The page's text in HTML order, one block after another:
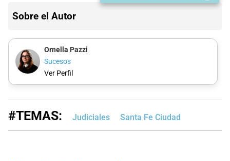
Sobre el Autor
Ornella Pazzi
Sucesos
Ver Perfil
#TEMAS: Judiciales Santa Fe Ciudad